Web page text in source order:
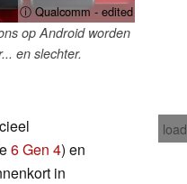
ⓘ Qualcomm - edited
op Android worden
en slechter.
6 Gen 4) en
in